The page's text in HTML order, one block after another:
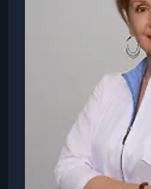
без использования
псевдонаучных